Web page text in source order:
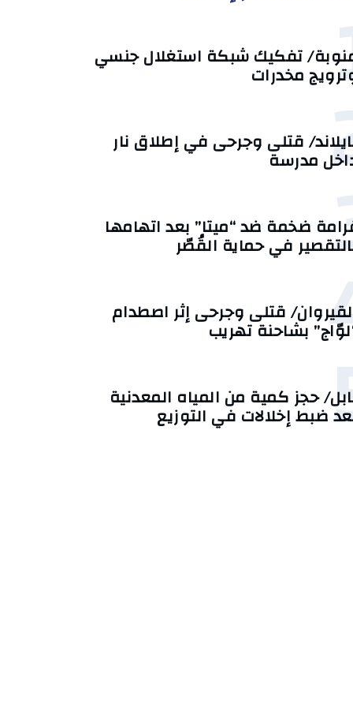
تفكيك شبكة استغلال جنسي
مخدرات
قتلى وجرحى في إطلاق نار
مدرسة
ضخمة ضد “ميتا” بعد اتهامها
في حماية القُصّر
قتلى وجرحى إثر اصطدام
بشاحنة تهريب
حجز كمية من المياه المعدنية
ضبط إخلالات في التوزيع